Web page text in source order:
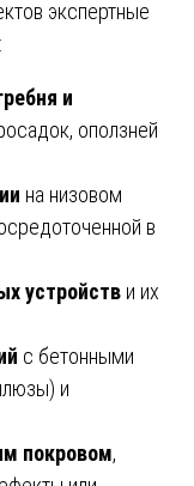
экспертные
и
оползней
на низовом
в
устройств и их
с бетонными
и
покровом,